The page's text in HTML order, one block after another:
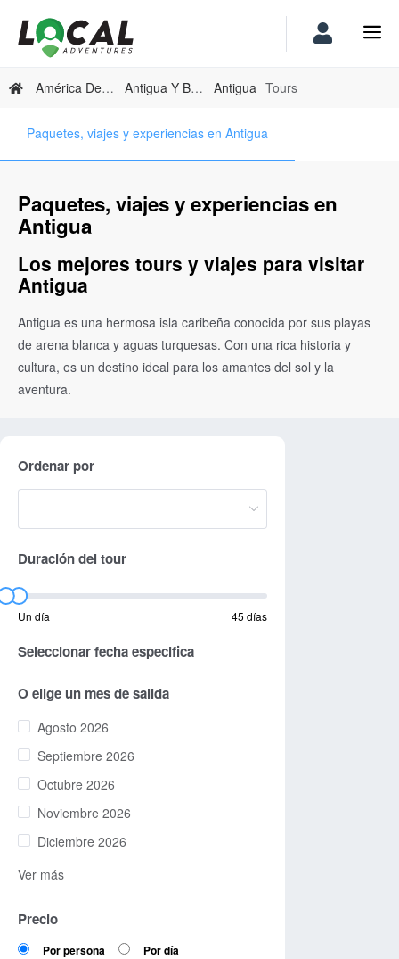
América Del Norte Antigua Y Barbuda Antigua Tours
Paquetes, viajes y experiencias en Antigua
Paquetes, viajes y experiencias en
Antigua
Los mejores tours y viajes para visitar
Antigua
Antigua es una hermosa isla caribeña conocida por sus playas
de arena blanca y aguas turquesas. Con una rica historia y
cultura, es un destino ideal para los amantes del sol y la
aventura.
Ordenar por
Duración del tour
Un día 45 días
Seleccionar fecha especifica
O elige un mes de salida
Agosto 2026
Septiembre 2026
Octubre 2026
Noviembre 2026
Diciembre 2026
Ver más
Precio
Por persona Por día